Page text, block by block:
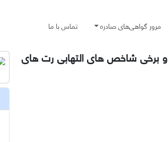
مرور گواهی‌های صادره تماس با ما
تأثیر 6 هفته تمرین تناوبی با شدت بالا) HIIT (بر بیان mirRNA29-c ، mirRNA146-a و برخی شاخص های التهابی رت های